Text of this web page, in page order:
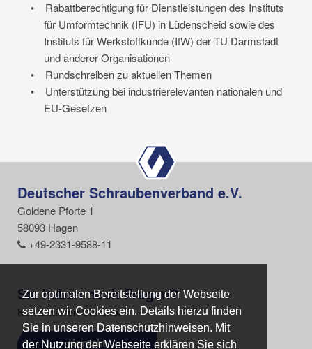
Zur optimalen Bereitstellung der Webseite
setzen wir Cookies ein. Details hierzu finden
Sie in unseren Datenschutzhinweisen. Mit
der Nutzung der Webseite erklären Sie sich
Zur optimalen Bereitstellung der Webseite
setzen wir Cookies ein. Details hierzu finden
Sie in unseren Datenschutzhinweisen. Mit
der Nutzung der Webseite erklären Sie sich
•
Rabattberechtigung für Dienstleistungen des Instituts
für Umformtechnik (IFU) in Lüdenscheid sowie des
Instituts für Werkstoffkunde (IfW) der TU Darmstadt
und anderer Organisationen
•
Rundschreiben zu aktuellen Themen
•
Unterstützung bei industrierelevanten nationalen und
EU-Gesetzen
Deutscher Schraubenverband e.V.
Goldene Pforte 1
58093 Hagen
+49-2331-9588-11
Sie haben noch Fragen?
Kontaktieren Sie uns.
Kontakt